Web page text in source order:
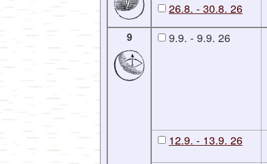
26.8. - 30.8. 26
9 9.9. - 9.9. 26
12.9. - 13.9. 26